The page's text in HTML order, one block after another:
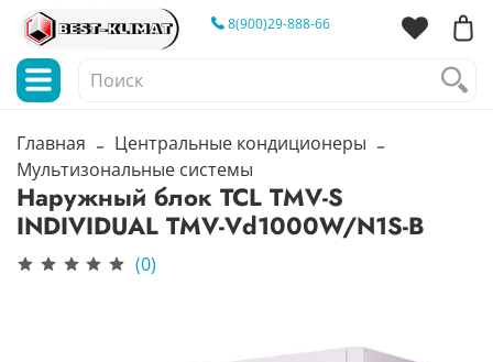
8(900)29-888-66
Главная
Центральные кондиционеры
Мультизональные системы
Наружный блок TCL TMV-S
INDIVIDUAL TMV-Vd1000W/N1S-B
(0)